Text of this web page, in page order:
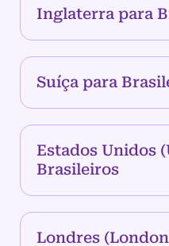
Inglaterra para
Suíça para
Estados Unidos
Brasileiros
Londres